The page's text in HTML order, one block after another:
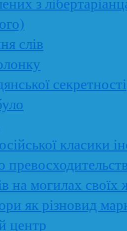
слів
секретності
класики
на могилах своїх
як різновид
центр